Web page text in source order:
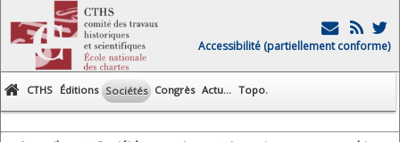
Accessibilité (partiellement conforme)
CTHS Éditions Sociétés Congrès Actu... Topo.